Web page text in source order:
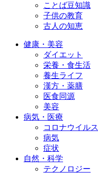
ことば豆知識
子供の教育
古人の知恵
健康・美容
ダイエット
栄養・食生活
養生ライフ
漢方・薬膳
医食同源
美容
病気・医療
コロナウイルス
病気
症状
自然・科学
テクノロジー